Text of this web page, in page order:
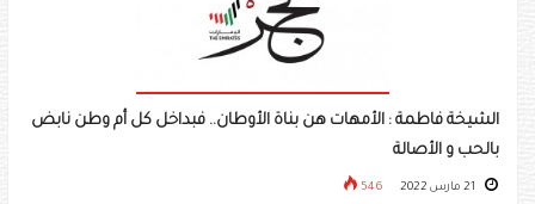
الشيخة فاطمة : الأمهات هن بناة الأوطان.. فبداخل كل أم وطن نابض
بالحب و الأصالة
546